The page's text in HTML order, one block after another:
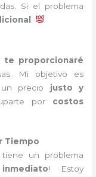
Si el problema
te proporcionaré
Mi objetivo es
precio justo y
por costos
Tiempo
tiene un problema
! Estoy